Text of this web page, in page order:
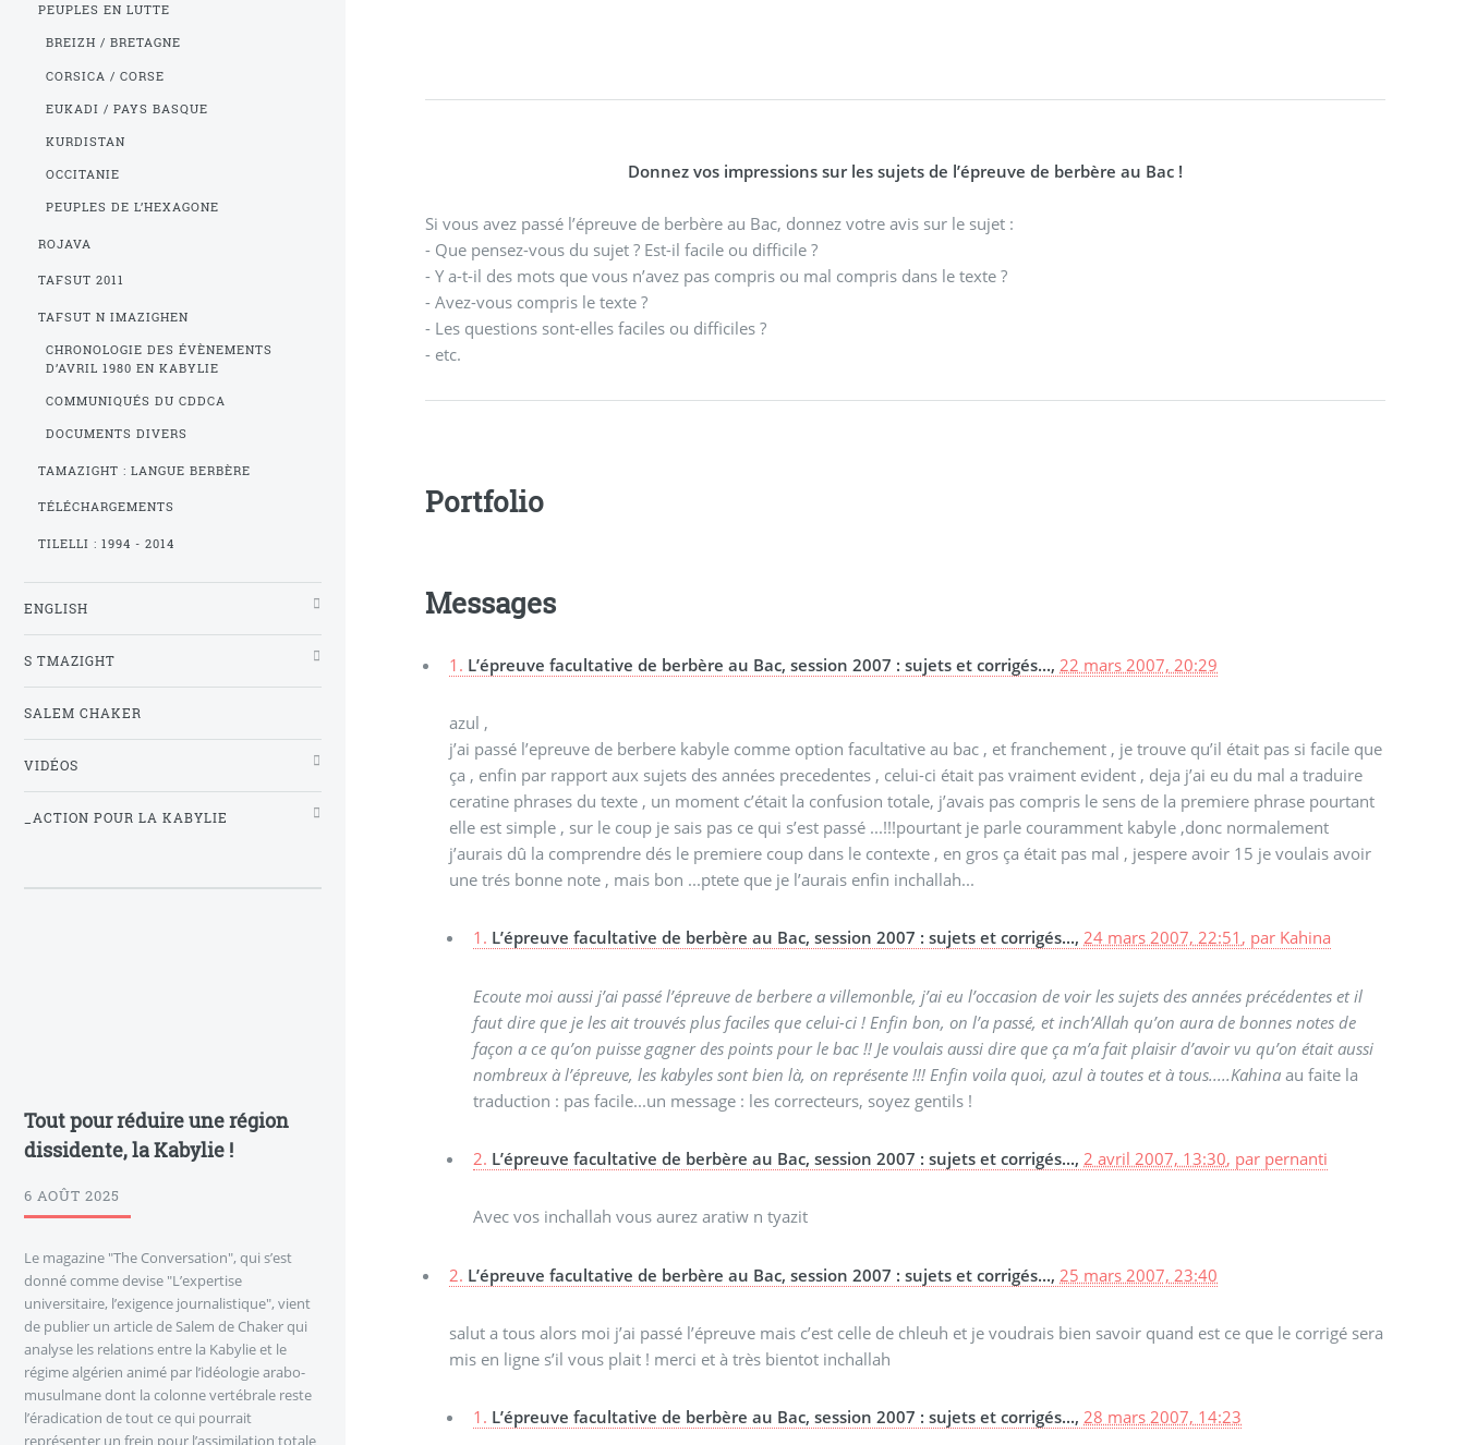
Donnez vos impressions sur les sujets de l’épreuve de berbère au Bac !
Si vous avez passé l’épreuve de berbère au Bac, donnez votre avis sur le sujet :
- Que pensez-vous du sujet ? Est-il facile ou difficile ?
- Y a-t-il des mots que vous n’avez pas compris ou mal compris dans le texte ?
- Avez-vous compris le texte ?
- Les questions sont-elles faciles ou difficiles ?
- etc.
Portfolio
Messages
1. L’épreuve facultative de berbère au Bac, session 2007 : sujets et corrigés..., 22 mars 2007, 20:29
azul ,
j’ai passé l’epreuve de berbere kabyle comme option facultative au bac , et franchement , je trouve qu’il était pas si facile que
ça , enfin par rapport aux sujets des années precedentes , celui-ci était pas vraiment evident , deja j’ai eu du mal a traduire
ceratine phrases du texte , un moment c’était la confusion totale, j’avais pas compris le sens de la premiere phrase pourtant
elle est simple , sur le coup je sais pas ce qui s’est passé ...!!!pourtant je parle couramment kabyle ,donc normalement
j’aurais dû la comprendre dés le premiere coup dans le contexte , en gros ça était pas mal , jespere avoir 15 je voulais avoir
une trés bonne note , mais bon ...ptete que je l’aurais enfin inchallah...
1. L’épreuve facultative de berbère au Bac, session 2007 : sujets et corrigés...,24 mars 2007, 22:51 , par Kahina
Ecoute moi aussi j’ai passé l’épreuve de berbere a villemonble, j’ai eu l’occasion de voir les sujets des années précédentes et il
faut dire que je les ait trouvés plus faciles que celui-ci ! Enfin bon, on l’a passé, et inch’Allah qu’on aura de bonnes notes de
façon a ce qu’on puisse gagner des points pour le bac !! Je voulais aussi dire que ça m’a fait plaisir d’avoir vu qu’on était aussi
nombreux à l’épreuve, les kabyles sont bien là, on représente !!! Enfin voila quoi, azul à toutes et à tous.....Kahina au faite la
traduction : pas facile...un message : les correcteurs, soyez gentils !
2. L’épreuve facultative de berbère au Bac, session 2007 : sujets et corrigés..., 2 avril 2007, 13:30, par pernanti
Avec vos inchallah vous aurez aratiw n tyazit
2. L’épreuve facultative de berbère au Bac, session 2007 : sujets et corrigés..., 25 mars 2007, 23:40
salut a tous alors moi j’ai passé l’épreuve mais c’est celle de chleuh et je voudrais bien savoir quand est ce que le corrigé sera
mis en ligne s’il vous plait ! merci et à très bientot inchallah
1. L’épreuve facultative de berbère au Bac, session 2007 : sujets et corrigés...,28 mars 2007, 14:23
PEUPLES EN LUTTE
BREIZH / BRETAGNE
CORSICA / CORSE
EUKADI / PAYS BASQUE
KURDISTAN
OCCITANIE
PEUPLES DE L’HEXAGONE
ROJAVA
TAFSUT 2011
TAFSUT N IMAZIGHEN
CHRONOLOGIE DES ÉVÈNEMENTS
D’AVRIL 1980 EN KABYLIE
COMMUNIQUÉS DU CDDCA
DOCUMENTS DIVERS
TAMAZIGHT : LANGUE BERBÈRE
TÉLÉCHARGEMENTS
TILELLI : 1994 - 2014
ENGLISH
S TMAZIGHT
SALEM CHAKER
VIDÉOS
_ACTION POUR LA KABYLIE
Tout pour réduire une région
dissidente, la Kabylie !
6 AOÛT 2025
Le magazine "The Conversation", qui s’est
donné comme devise "L’expertise
universitaire, l’exigence journalistique", vient
de publier un article de Salem de Chaker qui
analyse les relations entre la Kabylie et le
régime algérien animé par l’idéologie arabo-
musulmane dont la colonne vertébrale reste
l’éradication de tout ce qui pourrait
représenter un frein pour l’assimilation totale